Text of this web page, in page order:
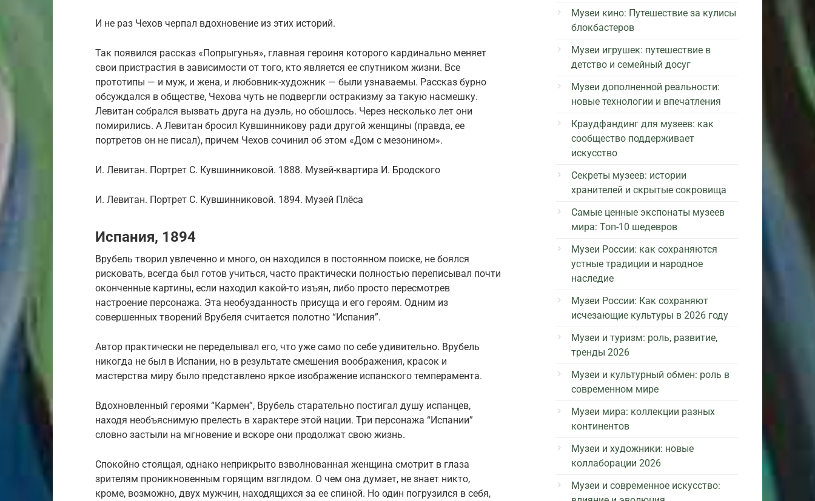
И не раз Чехов черпал вдохновение из этих историй.
Так появился рассказ «Попрыгунья», главная героиня которого кардинально меняет
свои пристрастия в зависимости от того, кто является ее спутником жизни. Все
прототипы — и муж, и жена, и любовник-художник — были узнаваемы. Рассказ бурно
обсуждался в обществе, Чехова чуть не подвергли остракизму за такую насмешку.
Левитан собрался вызвать друга на дуэль, но обошлось. Через несколько лет они
помирились. А Левитан бросил Кувшинникову ради другой женщины (правда, ее
портретов он не писал), причем Чехов сочинил об этом «Дом с мезонином».
И. Левитан. Портрет С. Кувшинниковой. 1888. Музей-квартира И. Бродского
И. Левитан. Портрет С. Кувшинниковой. 1894. Музей Плёса
Испания, 1894
Врубель творил увлеченно и много, он находился в постоянном поиске, не боялся
рисковать, всегда был готов учиться, часто практически полностью переписывал почти
оконченные картины, если находил какой-то изъян, либо просто пересмотрев
настроение персонажа. Эта необузданность присуща и его героям. Одним из
совершенных творений Врубеля считается полотно “Испания”.
Автор практически не переделывал его, что уже само по себе удивительно. Врубель
никогда не был в Испании, но в результате смешения воображения, красок и
мастерства миру было представлено яркое изображение испанского темперамента.
Вдохновленный героями “Кармен”, Врубель старательно постигал душу испанцев,
находя необъяснимую прелесть в характере этой нации. Три персонажа “Испании”
словно застыли на мгновение и вскоре они продолжат свою жизнь.
Спокойно стоящая, однако неприкрыто взволнованная женщина смотрит в глаза
зрителям проникновенным горящим взглядом. О чем она думает, не знает никто,
кроме, возможно, двух мужчин, находящихся за ее спиной. Но один погрузился в себя,
Музеи кино: Путешествие за кулисы
блокбастеров
Музеи игрушек: путешествие в
детство и семейный досуг
Музеи дополненной реальности:
новые технологии и впечатления
Краудфандинг для музеев: как
сообщество поддерживает
искусство
Секреты музеев: истории
хранителей и скрытые сокровища
Самые ценные экспонаты музеев
мира: Топ-10 шедевров
Музеи России: как сохраняются
устные традиции и народное
наследие
Музеи России: Как сохраняют
исчезающие культуры в 2026 году
Музеи и туризм: роль, развитие,
тренды 2026
Музеи и культурный обмен: роль в
современном мире
Музеи мира: коллекции разных
континентов
Музеи и художники: новые
коллаборации 2026
Музеи и современное искусство: